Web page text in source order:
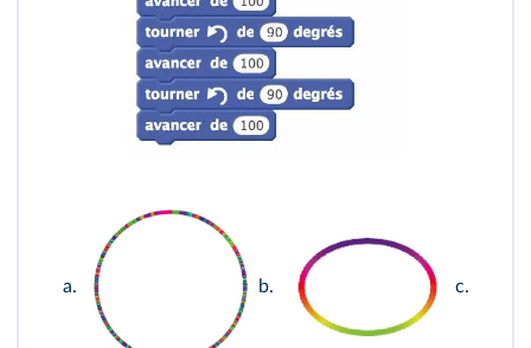
a. b. c.